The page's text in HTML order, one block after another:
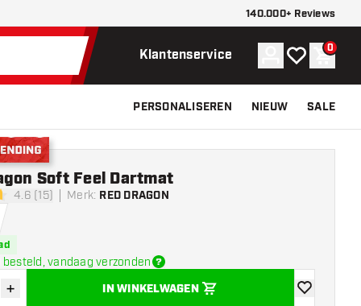
140.000+ Reviews
Klantenservice Account
Mijn 0
PERSONALISEREN NIEUW SALE
4.6 (15) Merk: RED DRAGON
Soft Feel Dartmat
vandaag verzonden
hoeveelheid
Verhoog hoeveelheid
+ IN WINKELWAGEN
toevoegen